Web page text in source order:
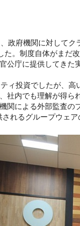
政府機関に対して
た。制度自体がまだ
公庁に提供してき
ィ投資でしたが、
社内でも理解が得
関による外部監査
れるグループウェ